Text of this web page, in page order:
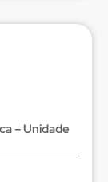
– Unidade